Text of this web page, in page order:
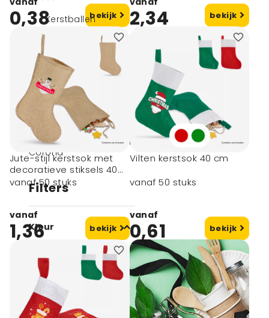
Kerstballen
Kerstornamenten
Kerstchocolade
Kerstmutsen
Kersttruien
Kerstsokken
Kerstmokken
Kerstpakketten
Overige
kerstgeschenken
Eindejaarsgeschenken
Corona
Filters
Kleur
Rood (5)
Bruin (1)
Wit / groen. (2)
0,38 bekijk 2,34 bekijk
Jute-stijl kerstsok met
decoratieve stiksels 40
cm
vanaf 50 stuks
vanaf
1,36 bekijk
Vilten kerstsok 40 cm
vanaf 50 stuks
vanaf
0,61 bekijk